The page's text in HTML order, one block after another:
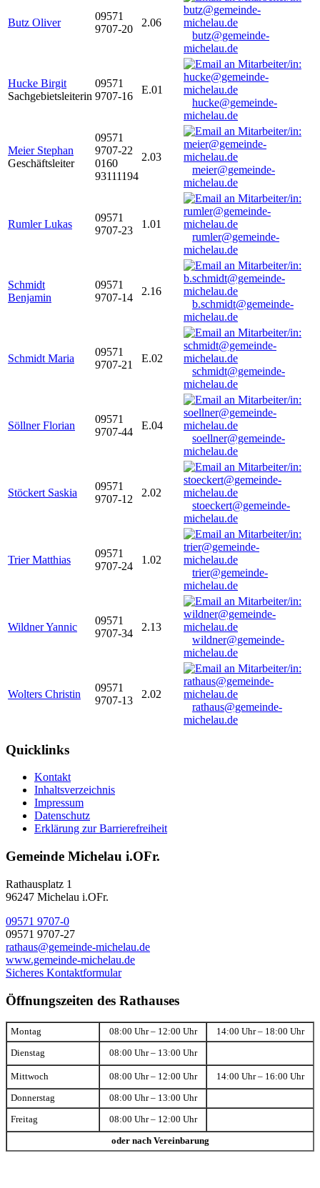
Butz Oliver
09571
9707-20
2.06
butz@gemeinde-
michelau.de
Hucke Birgit
Sachgebietsleiterin
09571
9707-16
E.01
hucke@gemeinde-
michelau.de
Meier Stephan
Geschäftsleiter
09571
9707-22
0160
93111194
2.03
meier@gemeinde-
michelau.de
Rumler Lukas
09571
9707-23
1.01
rumler@gemeinde-
michelau.de
Schmidt
Benjamin
09571
9707-14
2.16
b.schmidt@gemeinde-
michelau.de
Schmidt Maria
09571
9707-21
E.02
schmidt@gemeinde-
michelau.de
Söllner Florian
09571
9707-44
E.04
soellner@gemeinde-
michelau.de
Stöckert Saskia
09571
9707-12
2.02
stoeckert@gemeinde-
michelau.de
Trier Matthias
09571
9707-24
1.02
trier@gemeinde-
michelau.de
Wildner Yannic
09571
9707-34
2.13
wildner@gemeinde-
michelau.de
Wolters Christin
09571
9707-13
2.02
rathaus@gemeinde-
michelau.de
Quicklinks
Kontakt
Inhaltsverzeichnis
Impressum
Datenschutz
Erklärung zur Barrierefreiheit
Gemeinde Michelau i.OFr.
Rathausplatz 1
96247 Michelau i.OFr.
09571 9707-0
09571 9707-27
rathaus@gemeinde-michelau.de
www.gemeinde-michelau.de
Sicheres Kontaktformular
Öffnungszeiten des Rathauses
Montag 08:00 Uhr – 12:00 Uhr 14:00 Uhr – 18:00 Uhr
Dienstag 08:00 Uhr – 13:00 Uhr
Mittwoch 08:00 Uhr – 12:00 Uhr 14:00 Uhr – 16:00 Uhr
Donnerstag 08:00 Uhr – 13:00 Uhr
Freitag 08:00 Uhr – 12:00 Uhr
oder nach Vereinbarung